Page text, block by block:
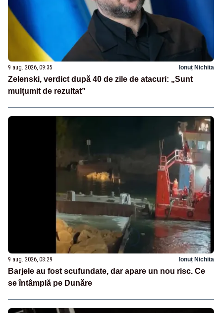
9 aug. 2026, 09:35 Ionuț Nichita
Zelenski, verdict după 40 de zile de atacuri: „Sunt
mulțumit de rezultat”
9 aug. 2026, 08:29 Ionuț Nichita
Barjele au fost scufundate, dar apare un nou risc. Ce
se întâmplă pe Dunăre